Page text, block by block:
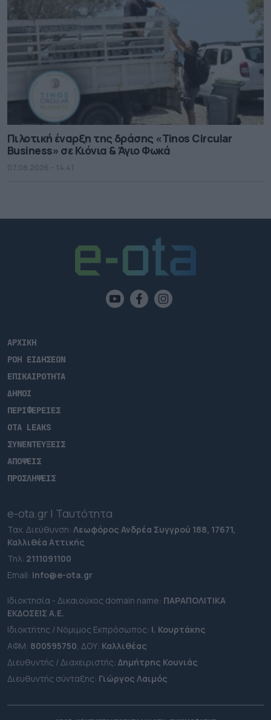
Πιλοτική έναρξη της δράσης «Tinos Circular
Business» σε Κιόνια & Άγιο Φωκά
07.08.2026 - 14.41
ΑΡΧΙΚΗ
ΡΟΗ ΕΙΔΗΣΕΩΝ
ΕΠΙΚΑΙΡΟΤΗΤΑ
ΔΗΜΟΙ
ΠΕΡΙΦΕΡΕΙΕΣ
OTA LEAKS
ΣΥΝΕΝΤΕΥΞΕΙΣ
ΑΠΟΨΕΙΣ
ΠΡΟΣΛΗΨΕΙΣ
e-ota.gr | Ταυτότητα
Ταχ. Διεύθυνση: Λεωφόρος Ανδρέα Συγγρού 188, 17671,
Καλλιθέα Αττικής
Τηλ: 2111091100
Εmail: info@e-ota.gr
Ιδιοκτησία - Δικαιούχος domain name: ΠΑΡΑΠΟΛΙΤΙΚΑ
ΕΚΔΟΣΕΙΣ A.E.
Ιδιοκτήτης / Νόμιμος Εκπρόσωπος: Ι. Κουρτάκης
ΑΦΜ: 800595750, ΔΟΥ: Καλλιθέας
Διευθυντής / Διαχειριστής: Δημήτρης Κουνιάς
Διευθυντής σύνταξης: Γιώργος Λαιμός